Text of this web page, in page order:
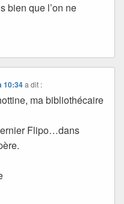
bien que l’on ne
10:34 a dit :
ma bibliothécaire
Flipo…dans